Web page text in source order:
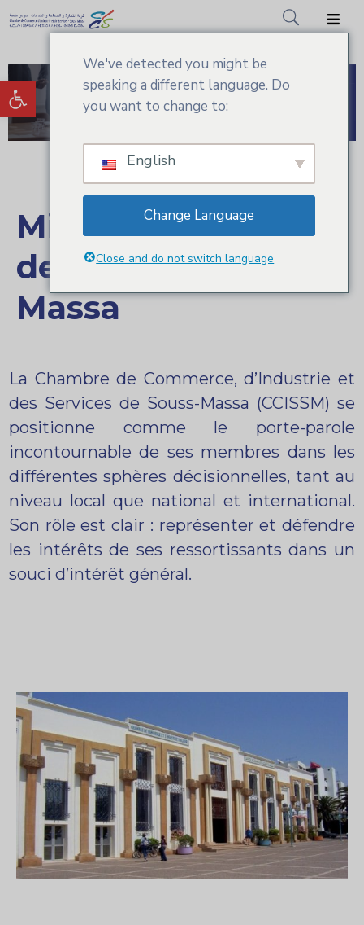
Ouvrir la barre d’outils
Accueil
CCIS.SM
Actualités
Médiathèque
Missions et Visions
de la CCIS Souss
Massa
La Chambre de Commerce, d’Industrie et
des Services de Souss-Massa (CCISSM) se
positionne comme le porte-parole
incontournable de ses membres dans les
différentes sphères décisionnelles, tant au
niveau local que national et international.
Son rôle est clair : représenter et défendre
les intérêts de ses ressortissants dans un
souci d’intérêt général.
We've detected you might be
speaking a different language. Do
you want to change to:
English
Change Language
Close and do not switch language